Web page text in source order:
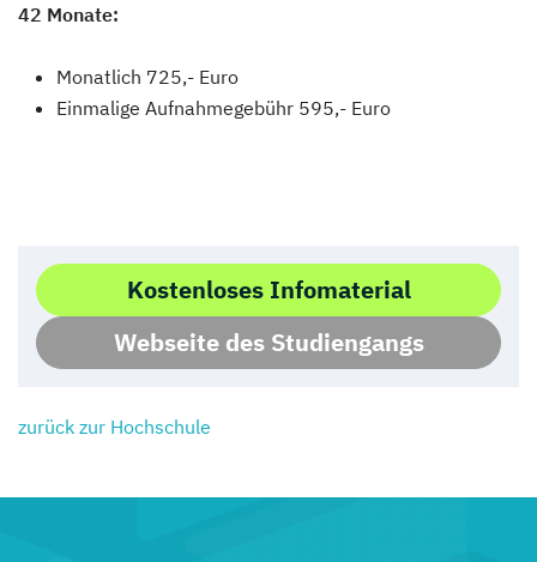
42 Monate:
Monatlich 725,- Euro
Einmalige Aufnahmegebühr 595,- Euro
Kostenloses Infomaterial
Webseite des Studiengangs
zurück zur Hochschule